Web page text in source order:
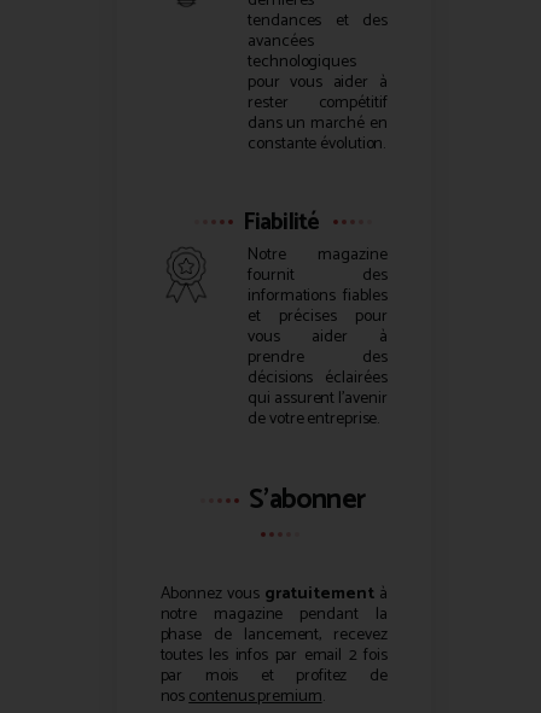
tendances et des
avancées
technologiques
pour vous aider à
rester compétitif
dans un marché en
constante évolution.
Fiabilité
Notre magazine
fournit des
informations fiables
et précises pour
vous aider à
prendre des
décisions éclairées
qui assurent l’avenir
de votre entreprise.
S'abonner
Abonnez vous gratuitementà
notre magazine pendant la
phase de lancement, recevez
toutes les infos par email 2 fois
par mois et profitez de
noscontenus premium.